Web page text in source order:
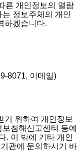
른 개인정보의 열람
정보주체의 개인
하겠습니다.
8071, 이메일)
기 위하여 개인정보
침해신고센터 등에
. 이 밖에 기타 개인
관에 문의하시기 바